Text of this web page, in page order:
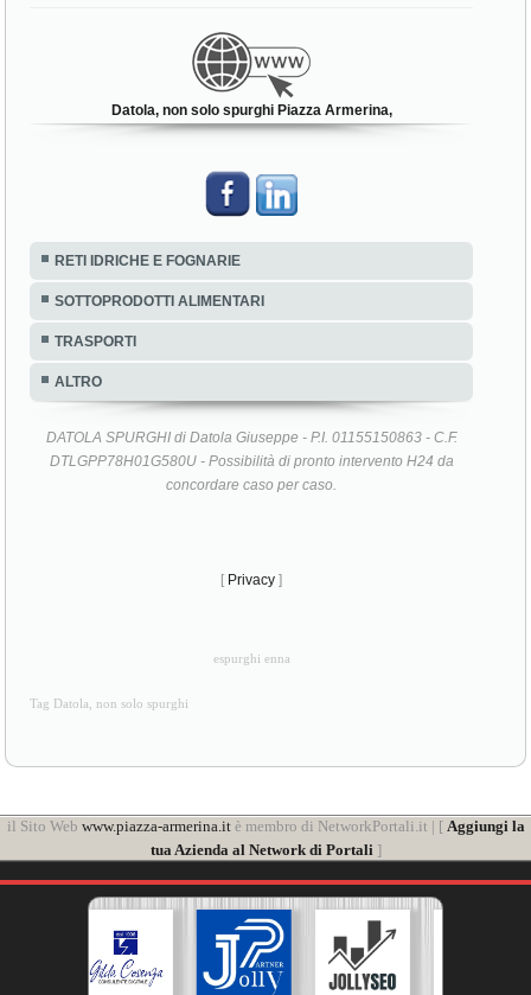
Datola, non solo spurghi Piazza Armerina,
RETI IDRICHE E FOGNARIE
SOTTOPRODOTTI ALIMENTARI
TRASPORTI
ALTRO
DATOLA SPURGHI di Datola Giuseppe - P.I. 01155150863 - C.F.
DTLGPP78H01G580U - Possibilità di pronto intervento H24 da
concordare caso per caso.
[ Privacy ]
espurghi enna
Tag Datola, non solo spurghi
il Sito Web www.piazza-armerina.itè membro di NetworkPortali.it | [ Aggiungi la
tua Azienda al Network di Portali ]